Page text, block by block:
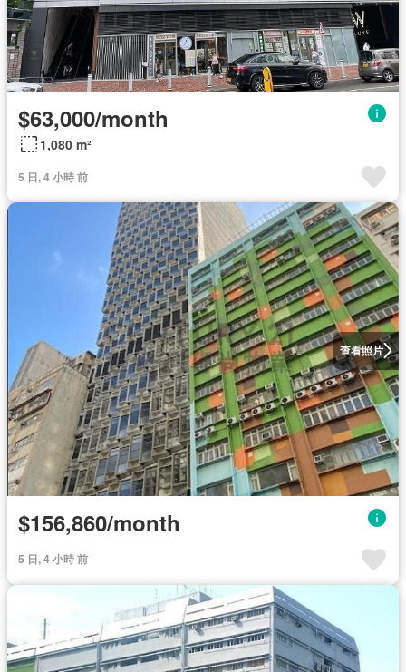
$63,000/month
1,080 m²
5 日, 4 小時 前
查看照片
$156,860/month
5 日, 4 小時 前